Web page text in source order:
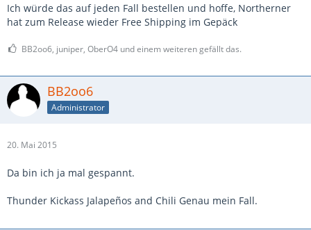
Ich würde das auf jeden Fall bestellen und hoffe, Northerner
hat zum Release wieder Free Shipping im Gepäck
BB2oo6, juniper, OberO4 und einem weiteren gefällt das.
BB2oo6
Administrator
20. Mai 2015
Da bin ich ja mal gespannt.
Thunder Kickass Jalapeños and Chili Genau mein Fall.